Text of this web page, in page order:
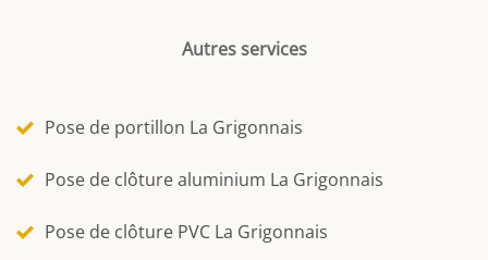
Autres services
Pose de portillon La Grigonnais
Pose de clôture aluminium La Grigonnais
Pose de clôture PVC La Grigonnais